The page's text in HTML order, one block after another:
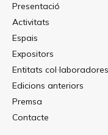
Presentació
Activitats
Espais
Expositors
Entitats col·laboradores
Edicions anteriors
Premsa
Contacte